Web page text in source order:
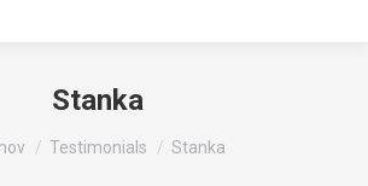
Stanka
are here:Testimonials Stanka